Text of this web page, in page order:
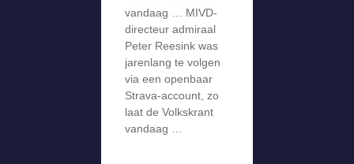
vandaag … MIVD-
directeur admiraal
Peter Reesink was
jarenlang te volgen
via een openbaar
Strava-account, zo
laat de Volkskrant
vandaag …